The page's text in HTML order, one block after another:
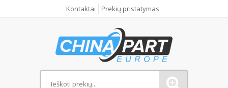
Kontaktai Prekių pristatymas